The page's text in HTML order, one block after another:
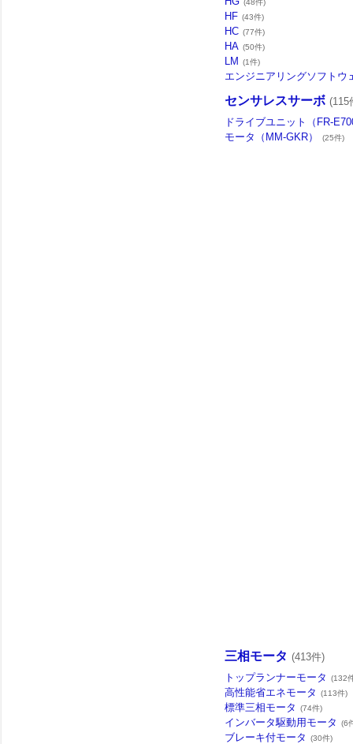
(48件)
HF (43件)
HC (77件)
HA (50件)
LM (1件)
エンジニアリングソフトウ
センサレスサーボ (115
ドライブユニット（FR-
モータ（MM-GKR）
(25件)
三相モータ (413件)
トップランナーモータ
(132
高性能省エネモータ (113件)
標準三相モータ (74件)
インバータ駆動用モータ (6
ブレーキ付モータ (30件)